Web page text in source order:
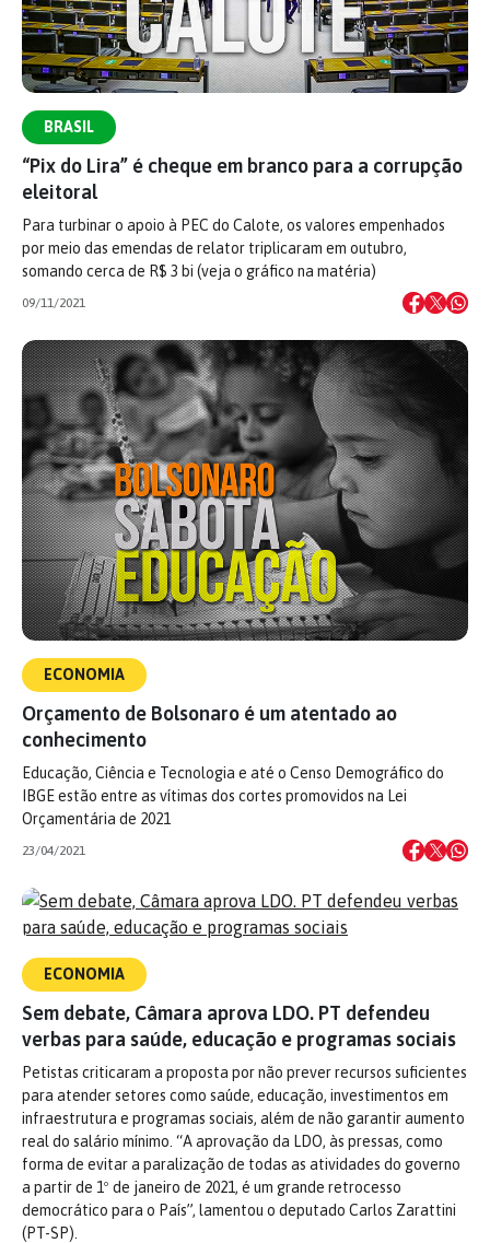
BRASIL
“Pix do Lira” é cheque em branco para a corrupção
eleitoral
Para turbinar o apoio à PEC do Calote, os valores empenhados
por meio das emendas de relator triplicaram em outubro,
somando cerca de R$ 3 bi (veja o gráfico na matéria)
09/11/2021
ECONOMIA
Orçamento de Bolsonaro é um atentado ao
conhecimento
Educação, Ciência e Tecnologia e até o Censo Demográfico do
IBGE estão entre as vítimas dos cortes promovidos na Lei
Orçamentária de 2021
23/04/2021
ECONOMIA
Sem debate, Câmara aprova LDO. PT defendeu
verbas para saúde, educação e programas sociais
Petistas criticaram a proposta por não prever recursos suficientes
para atender setores como saúde, educação, investimentos em
infraestrutura e programas sociais, além de não garantir aumento
real do salário mínimo. “A aprovação da LDO, às pressas, como
forma de evitar a paralização de todas as atividades do governo
a partir de 1º de janeiro de 2021, é um grande retrocesso
democrático para o País”, lamentou o deputado Carlos Zarattini
(PT-SP).